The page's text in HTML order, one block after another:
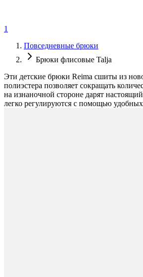
1
Повседневные брюки
Брюки флисовые Talja
Эти детские брюки Reima сшиты из
полиэстера позволяет сокращать
на изнаночной стороне дарят
легко регулируются с помощью удобных